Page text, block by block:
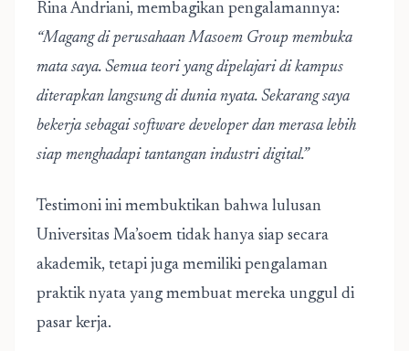
Rina Andriani, membagikan pengalamannya:
“Magang di perusahaan Masoem Group membuka
mata saya. Semua teori yang dipelajari di kampus
diterapkan langsung di dunia nyata. Sekarang saya
bekerja sebagai software developer dan merasa lebih
siap menghadapi tantangan industri digital.”
Testimoni ini membuktikan bahwa lulusan
Universitas Ma’soem tidak hanya siap secara
akademik, tetapi juga memiliki pengalaman
praktik nyata yang membuat mereka unggul di
pasar kerja.